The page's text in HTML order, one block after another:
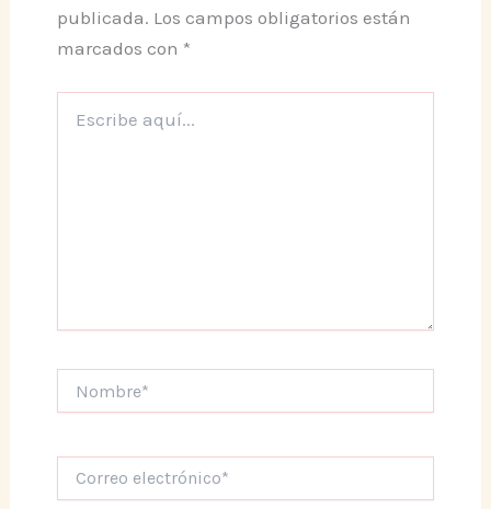
publicada. Los campos obligatorios están
marcados con *
aquí...
electrónico*